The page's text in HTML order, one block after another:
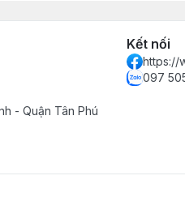
- Quận Tân Phú
Kết nối
https://
097